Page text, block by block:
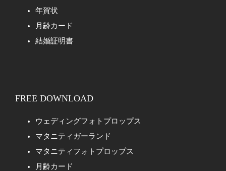
年賀状
月齢カード
結婚証明書
FREE DOWNLOAD
ウェディングフォトプロップス
マタニティガーランド
マタニティフォトプロップス
月齢カード